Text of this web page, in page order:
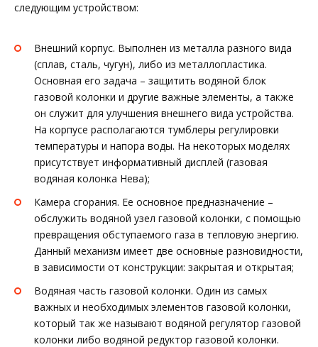
следующим устройством:
Внешний корпус. Выполнен из металла разного вида
(сплав, сталь, чугун), либо из металлопластика.
Основная его задача – защитить водяной блок
газовой колонки и другие важные элементы, а также
он служит для улучшения внешнего вида устройства.
На корпусе располагаются тумблеры регулировки
температуры и напора воды. На некоторых моделях
присутствует информативный дисплей (газовая
водяная колонка Нева);
Камера сгорания. Ее основное предназначение –
обслужить водяной узел газовой колонки, с помощью
превращения обступаемого газа в тепловую энергию.
Данный механизм имеет две основные разновидности,
в зависимости от конструкции: закрытая и открытая;
Водяная часть газовой колонки. Один из самых
важных и необходимых элементов газовой колонки,
который так же называют водяной регулятор газовой
колонки либо водяной редуктор газовой колонки.